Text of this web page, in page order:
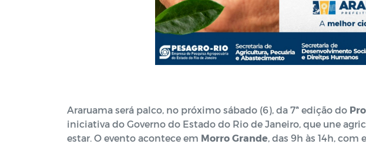
Araruama será palco, no próximo sábado (6), da 7ª edição do
iniciativa do Governo do Estado do Rio de Janeiro, que une
estar. O evento acontece em Morro Grande , das 9h às 14h,